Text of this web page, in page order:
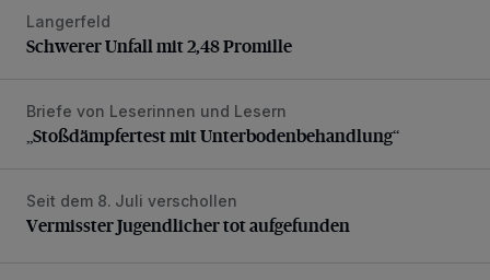
Schwerer Unfall mit 2,48 Promille
Langerfeld
Schwerer Unfall mit 2,48 Promille
„Stoßdämpfertest mit Unterbodenbehandlung“
Briefe von Leserinnen und Lesern
„Stoßdämpfertest mit Unterbodenbehandlung“
Vermisster Jugendlicher tot aufgefunden
Seit dem 8. Juli verschollen
Vermisster Jugendlicher tot aufgefunden